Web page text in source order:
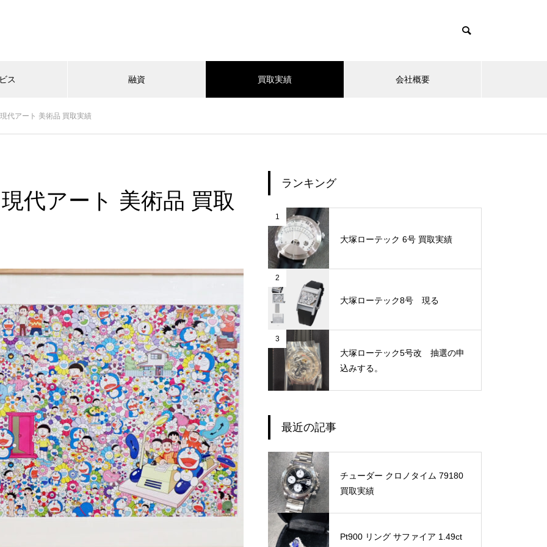
ス 融資 買取実績 会社概要
代アート 美術品 買取実績
代アート 美術品 買取
ランキング
1
大塚ローテック 6号 買取実績
2
大塚ローテック8号 現る
3
大塚ローテック5号改 抽選の申
込みする。
最近の記事
チューダー クロノタイム 79180
買取実績
Pt900 リング サファイア 1.49ct